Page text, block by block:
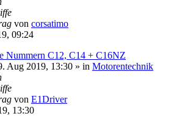
von corsatimo
09:24
Nummern C12, C14 + C16NZ
Aug 2019, 13:30 » in Motorentechnik
von E1Driver
13:30